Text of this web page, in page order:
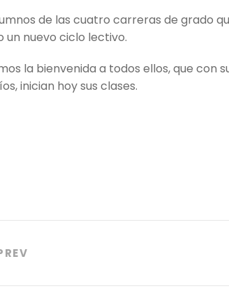
de las cuatro carreras de grado
un nuevo ciclo lectivo.
la bienvenida a todos ellos, que
inician hoy sus clases.